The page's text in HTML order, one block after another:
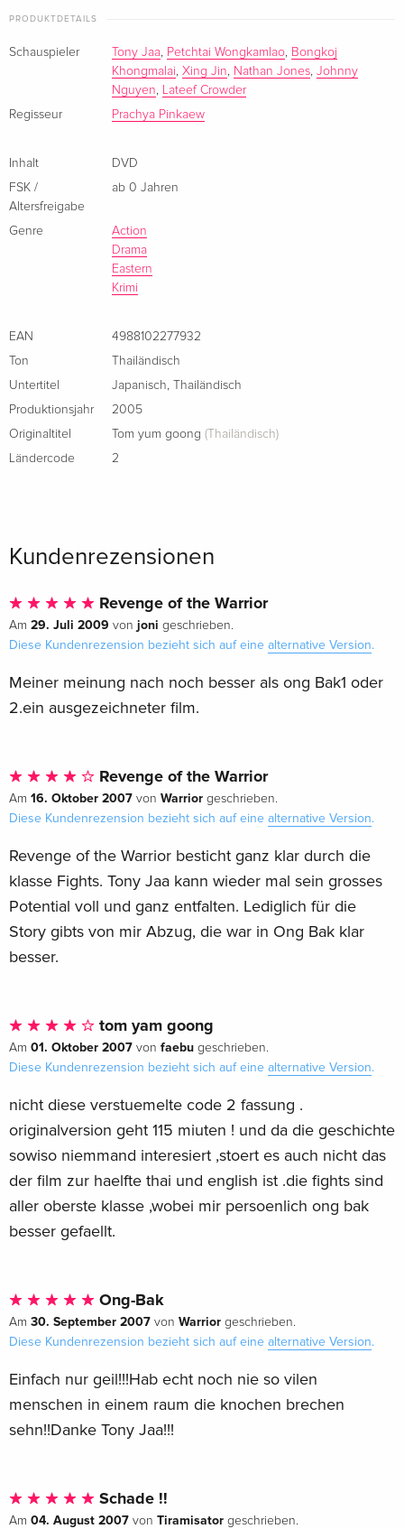
Cover B, Year of the Dragon Edition, Limited
Edition, Mediabook, Blu-ray + 2 DVDs
EUR 67,49
Special Edition, 2 DVDs
Deutsch
Cover A, Collector's Edition, Limited Edition,
Mediabook, Uncut, Blu-ray + 2 DVDs
Cover B, Collector's Edition, Limited Edition,
Deutsch
Cover C, Collector's Edition, Limited Edition,
Mediabook, Uncut, Blu-ray + 2 DVDs
Deutsch
Standard Edition — (ausgewählt)
PRODUKTDETAILS
Schauspieler Tony Jaa Petchtai Wongkamlao
Bongkoj
Khongmalai Xing Jin Nathan Jones Johnny
Nguyen
Lateef Crowder
Regisseur
Prachya Pinkaew
Inhalt
DVD
FSK /
Altersfreigabe
ab 0 Jahren
Genre
Action
Drama
Eastern
Krimi
EAN
4988102277932
Ton
Thailändisch
Untertitel
Japanisch Thailändisch
Produktionsjahr
2005
Originaltitel
Tom yum goong (Thailändisch)
Ländercode
2
Kundenrezensionen
Revenge of the Warrior
Am 29. Juli 2009 von joni geschrieben.
Diese Kundenrezension bezieht sich auf eine alternative Version.
Meiner meinung nach noch besser als ong Bak1 oder
2.ein ausgezeichneter film.
Revenge of the Warrior
Am 16. Oktober 2007 von Warrior geschrieben.
Diese Kundenrezension bezieht sich auf eine alternative Version.
Revenge of the Warrior besticht ganz klar durch die
klasse Fights. Tony Jaa kann wieder mal sein grosses
Potential voll und ganz entfalten. Lediglich für die
Story gibts von mir Abzug, die war in Ong Bak klar
besser.
tom yam goong
Am 01. Oktober 2007 von faebu geschrieben.
Diese Kundenrezension bezieht sich auf eine alternative Version.
nicht diese verstuemelte code 2 fassung .
originalversion geht 115 miuten ! und da die geschichte
sowiso niemmand interesiert ,stoert es auch nicht das
der film zur haelfte thai und english ist .die fights sind
aller oberste klasse ,wobei mir persoenlich ong bak
besser gefaellt.
Ong-Bak
Am 30. September 2007 von Warrior geschrieben.
Diese Kundenrezension bezieht sich auf eine alternative Version.
Einfach nur geil!!!Hab echt noch nie so vilen
menschen in einem raum die knochen brechen
sehn!!Danke Tony Jaa!!!
Schade !!
Am 04. August 2007 von Tiramisator geschrieben.